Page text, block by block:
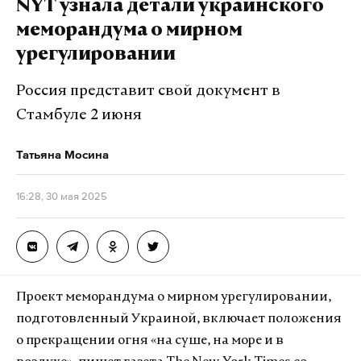
дело о подготовке к совершению теракта. Его
арестовали по ходатайству следствия.
Подпишитесь на Daily Storm в
работает там, где тормозит интернет.
Дзен
#москва #теракт #ск
NYT узнала детали украинского
меморандума о мирном
урегулировании
Россия представит свой документ в
Стамбуле 2 июня
Татьяна Мосина
16:28, 30 мая 2025
Проект меморандума о мирном урегулировании,
подготовленный Украиной, включает положения
о прекращении огня «на суше, на море и в